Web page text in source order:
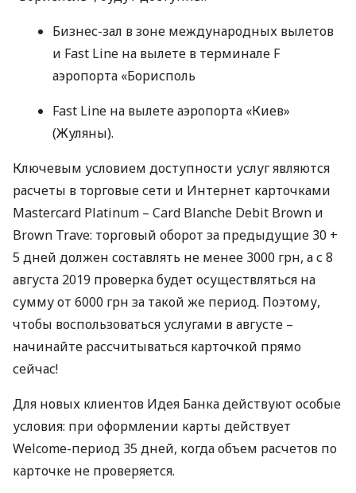
Бизнес-зал в зоне международных вылетов
и Fast Line на вылете в терминале F
аэропорта «Борисполь
Fast Line на вылете аэропорта «Киев»
(Жуляны).
Ключевым условием доступности услуг являются
расчеты в торговые сети и Интернет карточками
Mastercard Platinum – Card Blanche Debit Brown и
Brown Trave: торговый оборот за предыдущие 30 +
5 дней должен составлять не менее 3000 грн, а с 8
августа 2019 проверка будет осуществляться на
сумму от 6000 грн за такой же период. Поэтому,
чтобы воспользоваться услугами в августе –
начинайте рассчитываться карточкой прямо
сейчас!
Для новых клиентов Идея Банка действуют особые
условия: при оформлении карты действует
Welcome-период 35 дней, когда объем расчетов по
карточке не проверяется.